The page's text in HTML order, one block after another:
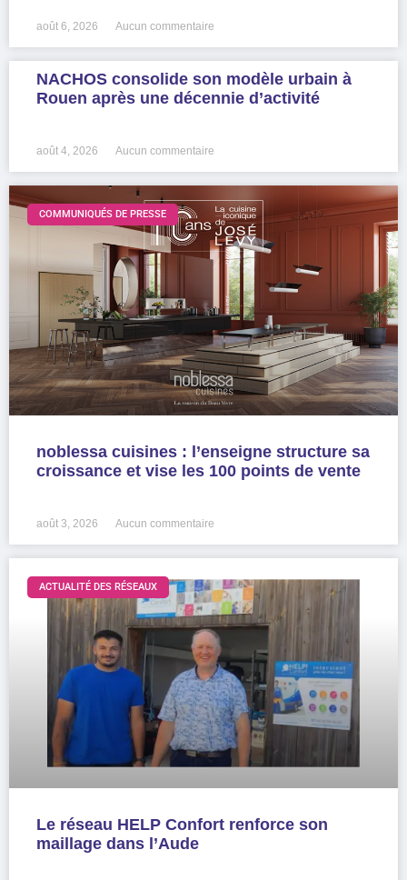
août 6, 2026 Aucun commentaire
NACHOS consolide son modèle urbain à
Rouen après une décennie d’activité
août 4, 2026 Aucun commentaire
COMMUNIQUÉS DE PRESSE
noblessa cuisines : l’enseigne structure sa
croissance et vise les 100 points de vente
août 3, 2026 Aucun commentaire
ACTUALITÉ DES RÉSEAUX
Le réseau HELP Confort renforce son
maillage dans l’Aude